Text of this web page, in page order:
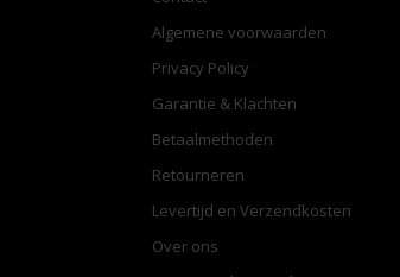
Algemene voorwaarden
Privacy Policy
Garantie & Klachten
Betaalmethoden
Retourneren
Levertijd en Verzendkosten
Over ons